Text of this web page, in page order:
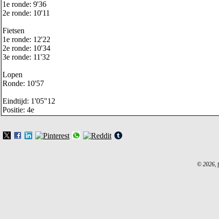
1e ronde: 9'36
2e ronde: 10'11
Fietsen
1e ronde: 12'22
2e ronde: 10'34
3e ronde: 11'32
Lopen
Ronde: 10'57
Eindtijd: 1'05"12
Positie: 4e
© 2026,